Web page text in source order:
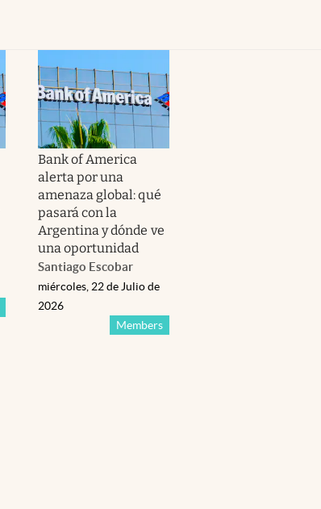
Bank of America
alerta por una
amenaza global: qué
pasará con la
Argentina y dónde ve
una oportunidad
Santiago Escobar
Members
miércoles, 22 de Julio de
2026